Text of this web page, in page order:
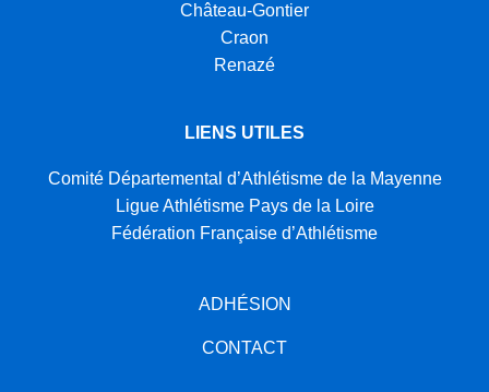
Château-Gontier
Craon
Renazé
LIENS UTILES
Comité Départemental d’Athlétisme de la Mayenne
Ligue Athlétisme Pays de la Loire
Fédération Française d’Athlétisme
ADHÉSION
CONTACT